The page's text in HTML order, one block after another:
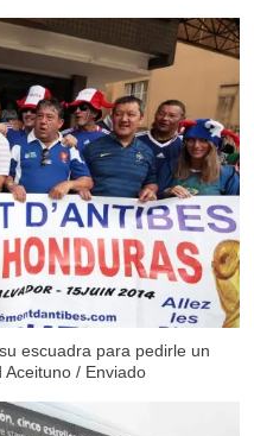
escuadra para pedirle un
/ Enviado